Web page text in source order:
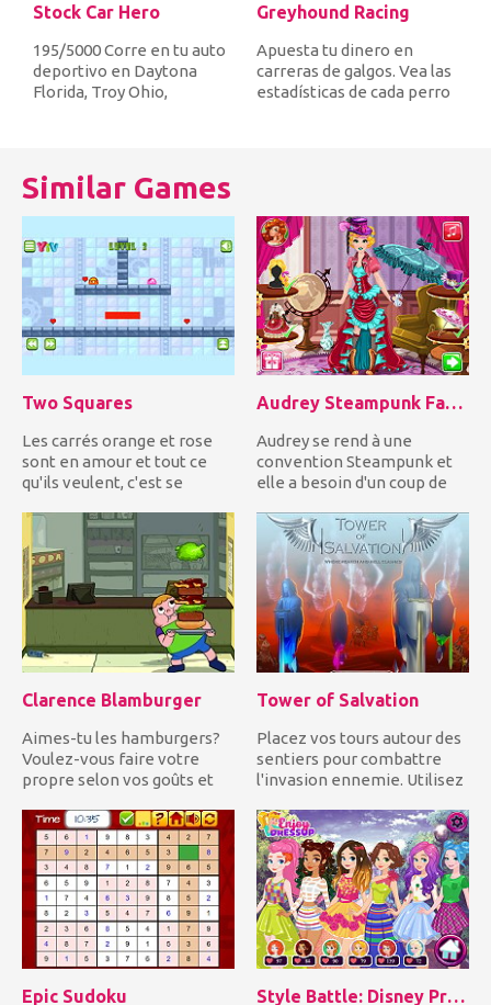
Stock Car Hero
195/5000 Corre en tu auto
deportivo en Daytona
Florida, Troy Ohio,
Greyhound Racing
Apuesta tu dinero en
carreras de galgos. Vea las
estadísticas de cada perro
Similar Games
Two Squares
Les carrés orange et rose
sont en amour et tout ce
qu'ils veulent, c'est se
Audrey Steampunk Fashion
Audrey se rend à une
convention Steampunk et
elle a besoin d'un coup de
métamorphoser!...
Clarence Blamburger
Aimes-tu les hamburgers?
Voulez-vous faire votre
propre selon vos goûts et
Tower of Salvation
Placez vos tours autour des
sentiers pour combattre
l'invasion ennemie. Utilisez
Epic Sudoku Style Battle: Disney Princesses